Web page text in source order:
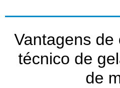
Vantagens de
técnico de
de